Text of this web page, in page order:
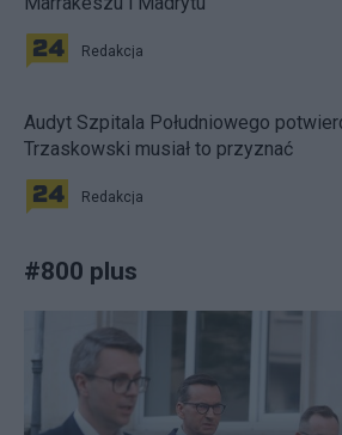
Redakcja
Audyt Szpitala Południowego
Trzaskowski musiał to przyznać
Redakcja
#800 plus